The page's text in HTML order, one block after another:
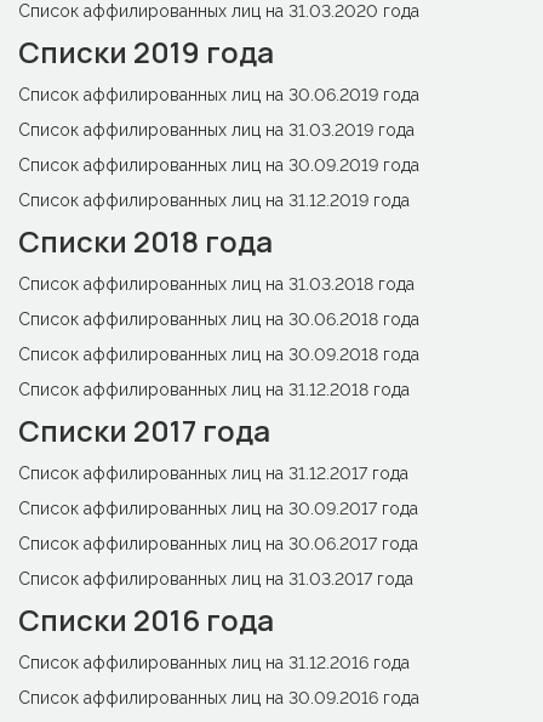
Список аффилированных лиц на 31.03.2020 года
Списки 2019 года
Список аффилированных лиц на 30.06.2019 года
Список аффилированных лиц на 31.03.2019 года
Cписок аффилированных лиц на 30.09.2019 года
Cписок аффилированных лиц на 31.12.2019 года
Списки 2018 года
Список аффилированных лиц на 31.03.2018 года
Список аффилированных лиц на 30.06.2018 года
Список аффилированных лиц на 30.09.2018 года
Список аффилированных лиц на 31.12.2018 года
Списки 2017 года
Список аффилированных лиц на 31.12.2017 года
Список аффилированных лиц на 30.09.2017 года
Список аффилированных лиц на 30.06.2017 года
Список аффилированных лиц на 31.03.2017 года
Списки 2016 года
Список аффилированных лиц на 31.12.2016 года
Список аффилированных лиц на 30.09.2016 года